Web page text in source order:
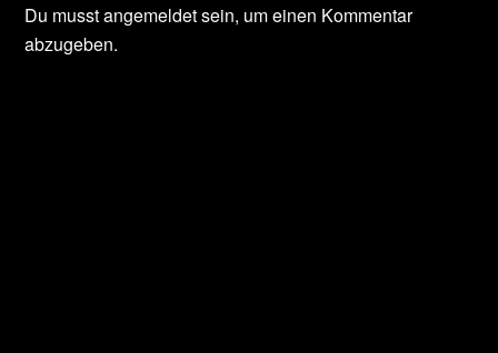
Du musstangemeldetsein, um einen Kommentar
abzugeben.